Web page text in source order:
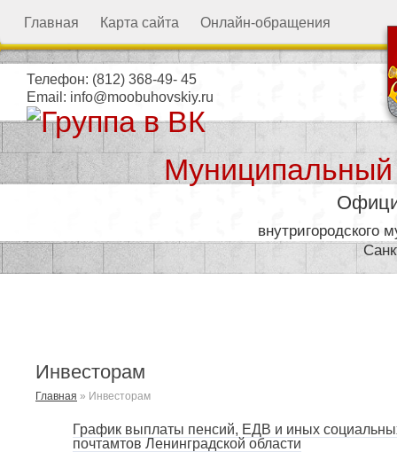
Главная Карта сайта Онлайн-обращения
Телефон: (812) 368-49- 45
Email: info@moobuhovskiy.ru
внутригородского
Инвесторам
Главная » Инвесторам
График выплаты пенсий, ЕДВ и иных
почтамтов Ленинградской области